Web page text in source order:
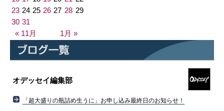
« 11月 1月 »
23 24 25 26 27 28 29
30 31
オデッセイ編集部
「超大盛りの瓶詰め生うに」お申し込み最終日のお知らせ！